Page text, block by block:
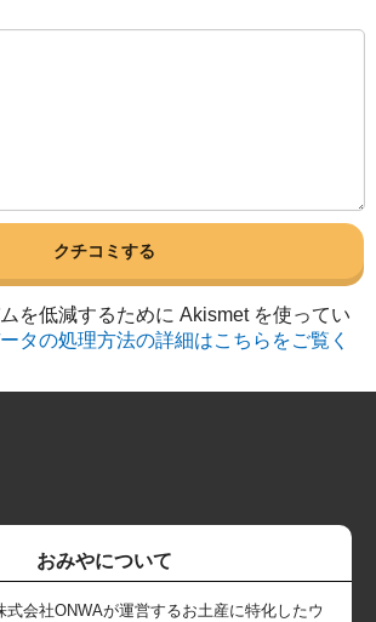
を低減するために Akismet を使ってい
タの処理方法の詳細はこちらをご覧く
おみやについて
式会社ONWAが運営するお土産に特化したウ